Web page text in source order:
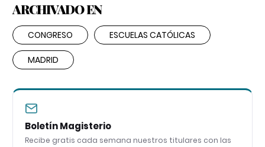
ARCHIVADO EN
CONGRESO ESCUELAS CATÓLICAS
MADRID
Boletín Magisterio
Recibe gratis cada semana nuestros titulares con las